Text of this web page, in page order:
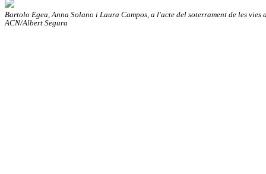
Bartolo Egea, Anna Solano i Laura Campos, a l'acte del soterrament de les vies
ACN/Albert Segura